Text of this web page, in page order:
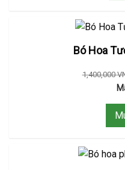
Bó Hoa
1,400,000